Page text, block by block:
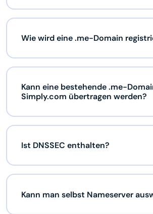
Wie wird eine .me-Domain
Kann eine bestehende .me-
Simply.com übertragen werden?
Ist DNSSEC enthalten?
Kann man selbst Nameserver